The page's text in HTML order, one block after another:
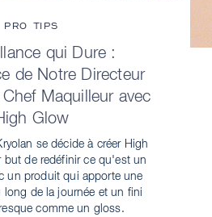
PRO TIPS
qui Dure :
de Notre Directeur
Maquilleur avec
Glow
se décide à créer High
but de redéfinir ce qu'est un
un produit qui apporte une
long de la journée et un fini
comme un gloss.